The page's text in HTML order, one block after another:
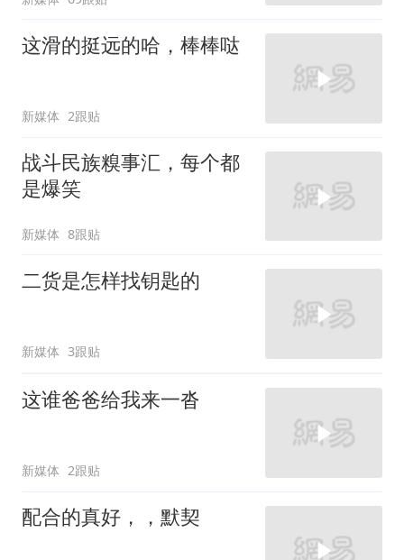
这滑的挺远的哈，棒棒哒
新媒体 2跟贴
战斗民族糗事汇，每个都
是爆笑
新媒体 8跟贴
二货是怎样找钥匙的
新媒体 3跟贴
这谁爸爸给我来一沓
新媒体 2跟贴
配合的真好，，默契